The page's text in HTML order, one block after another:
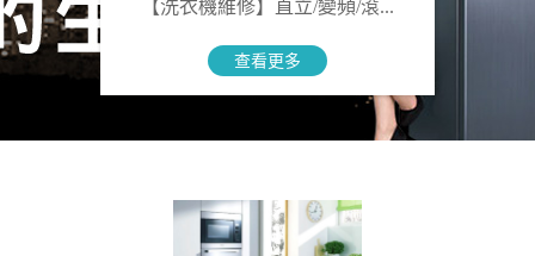
【洗衣機維修】直立/變頻/滾...
閱
衣
機
查看更多